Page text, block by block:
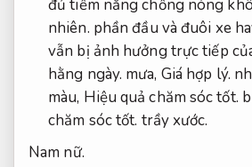
đủ tiềm năng chống nóng
nhiên. phần đầu và đuôi xe
vẫn bị ảnh hưởng trực tiếp
hằng ngày. mưa, Giá hợp lý.
màu, Hiệu quả chăm sóc tốt.
chăm sóc tốt. trầy xước.
Nam nữ.